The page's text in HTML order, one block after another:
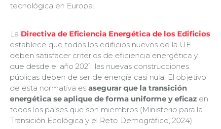
tecnológica en Europa.
La Directiva de Eficiencia Energética de los Edificios
establece que todos los edificios nuevos de la UE
deben satisfacer criterios de eficiencia energética y
que desde el año 2021, las nuevas construcciones
públicas deben de ser de energía casi nula. El objetivo
de esta normativa es asegurar que la transición
energética se aplique de forma uniforme y eficaz en
todos los países que son miembros (Ministerio para la
Transición Ecológica y el Reto Demográfico, 2024).